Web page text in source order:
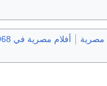
مصرية
أفلام مصرية في 1968